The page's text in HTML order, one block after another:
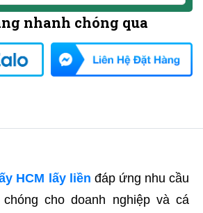
nhanh chóng qua
HCM lấy liền đáp ứng nhu cầu
cho doanh nghiệp và cá